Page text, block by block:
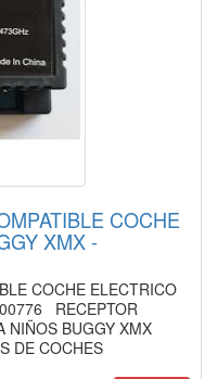
COCHE
XMX -
COCHE ELECTRICO
RECEPTOR
NIÑOS BUGGY XMX
DE COCHES